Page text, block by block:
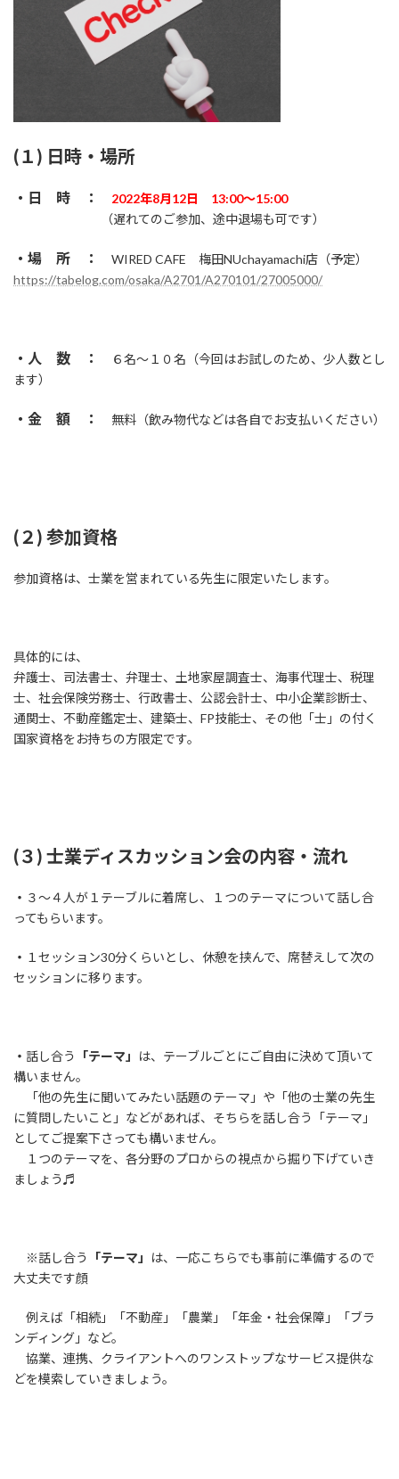
(１) 日時・場所
・日 時 ：
2022年8月12日 13:00～15:00
（遅れてのご参加、途中退場も可です）
・場 所 ：
WIRED CAFE 梅田NUchayamachi店（予定）
https://tabelog.com/osaka/A2701/A270101/27005000/
・人 数 ：
６名～１０名（今回はお試しのため、少人数とし
ます）
・金 額 ： 無料（飲み物代などは各自でお支払いください）
(２) 参加資格
参加資格は、士業を営まれている先生に限定いたします。
具体的には、
弁護士、司法書士、弁理士、土地家屋調査士、海事代理士、税理
士、社会保険労務士、行政書士、公認会計士、中小企業診断士、
通関士、不動産鑑定士、建築士、FP技能士、その他「士」の付く
国家資格をお持ちの方限定です。
(３) 士業ディスカッション会の内容・流れ
・ ３～４人が１テーブルに着席し、１つのテーマについて話し合
ってもらいます。
・ １セッション30分くらいとし、休憩を挟んで、席替えして次の
セッションに移ります。
・ 話し合う 「テーマ」
は、テーブルごとにご自由に決めて頂いて
構いません。
「他の先生に聞いてみたい話題のテーマ」や「他の士業の先生
に質問したいこと」などがあれば、そちらを話し合う「テーマ」
としてご提案下さっても構いません。
１つのテーマを、各分野のプロからの視点から掘り下げていき
ましょう♬
※話し合う 「テーマ」
は、一応こちらでも事前に準備するので
大丈夫です顔
例えば「相続」「不動産」「農業」「年金・社会保障」「ブラ
ンディング」など。
協業、連携、クライアントへのワンストップなサービス提供な
どを模索していきましょう。